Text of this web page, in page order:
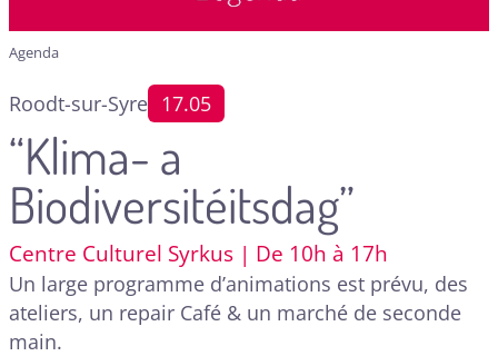
Agenda
Roodt-sur-Syre 17.05
“Klima- a
Biodiversitéitsdag”
Centre Culturel Syrkus | De 10h à 17h
Un large programme d’animations est prévu, des
ateliers, un repair Café & un marché de seconde
main.